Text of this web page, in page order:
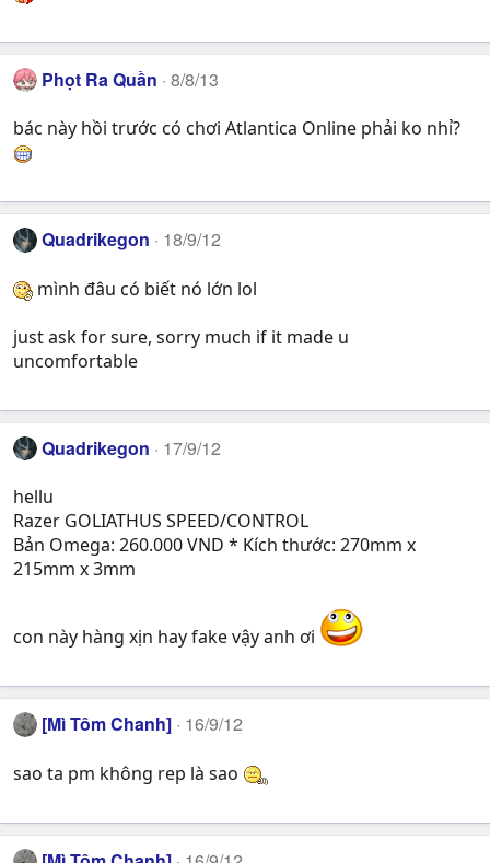
Phọt Ra Quần 8/8/13
bác này hồi trước có chơi Atlantica Online phải ko nhỉ?
Quadrikegon 18/9/12
mình đâu có biết nó lớn lol
just ask for sure, sorry much if it made u
uncomfortable
Quadrikegon 17/9/12
hellu
Razer GOLIATHUS SPEED/CONTROL
Bản Omega: 260.000 VND * Kích thước: 270mm x
215mm x 3mm
con này hàng xịn hay fake vậy anh ơi
[Mì Tôm Chanh] 16/9/12
sao ta pm không rep là sao